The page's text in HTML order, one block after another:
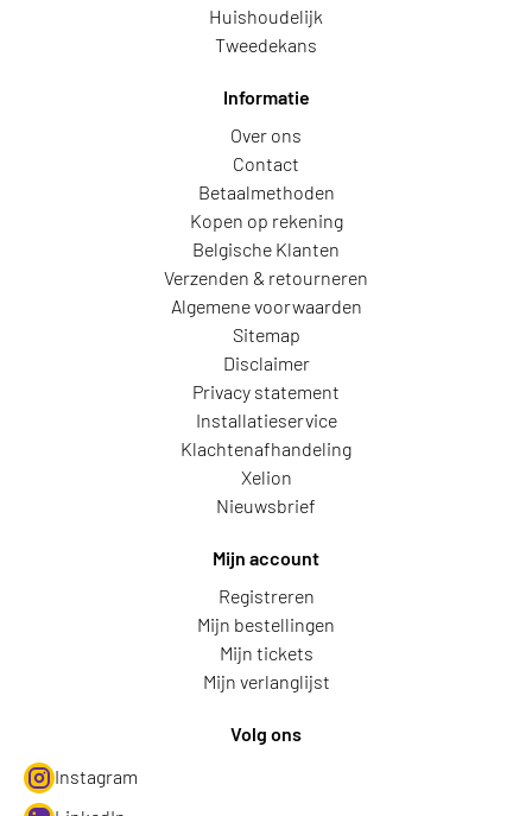
Huishoudelijk
Tweedekans
Informatie
Over ons
Contact
Betaalmethoden
Kopen op rekening
Belgische Klanten
Verzenden & retourneren
Algemene voorwaarden
Sitemap
Disclaimer
Privacy statement
Installatieservice
Klachtenafhandeling
Xelion
Nieuwsbrief
Mijn account
Registreren
Mijn bestellingen
Mijn tickets
Mijn verlanglijst
Volg ons
Instagram